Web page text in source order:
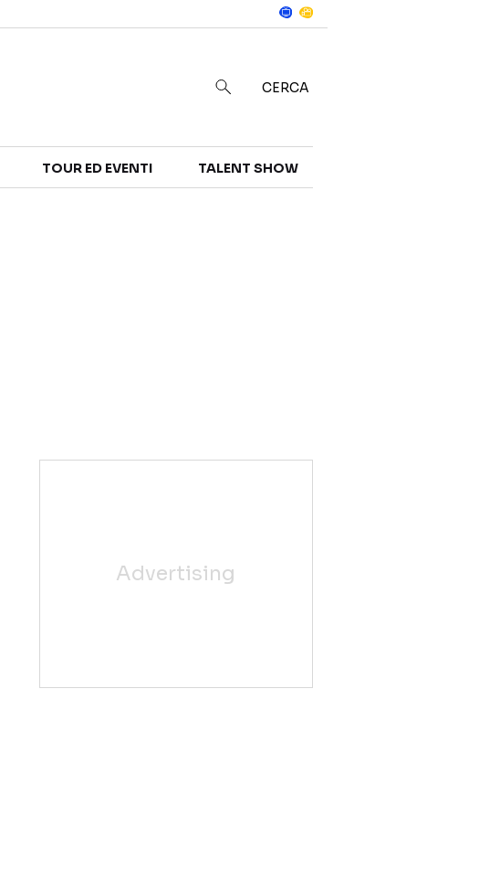
CERCA
TOUR ED EVENTI TALENT SHOW